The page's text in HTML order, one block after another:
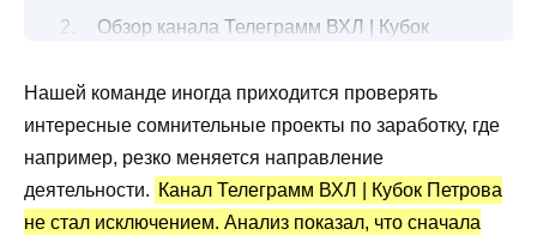
Обзор канала Телеграмм ВХЛ | Кубок
Что нужно сделать, чтобы заработать?
Трейдер Алексей @P2PAlexey: статистика
и отзывы
Преимущества и недостатки
Нашей команде иногда приходится проверять
интересные сомнительные проекты по заработку, где
например, резко меняется направление
деятельности. Канал Телеграмм ВХЛ | Кубок Петрова
не стал исключением. Анализ показал, что сначала